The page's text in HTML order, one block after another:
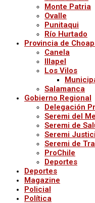
Monte Patria
Ovalle
Punitaqui
Río Hurtado
Provincia de
Canela
Illapel
Los Vilos
Salamanca
Gobierno Regional
Delegación
Seremi del
Seremi de
Seremi
Seremi de
ProChile
Deportes
Deportes
Magazine
Policial
Política